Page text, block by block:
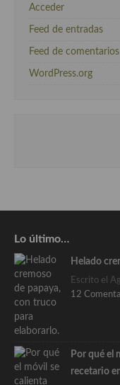
Acceder
Feed de entradas
Feed de comentarios
WordPress.org
Lo último…
Helado
Escrito el
12
Por qué el
recetario